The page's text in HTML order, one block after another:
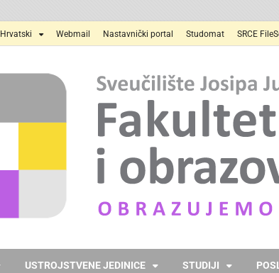
Hrvatski Webmail Nastavnički portal Studomat SRCE
USTROJSTVENE JEDINICE STUDIJI